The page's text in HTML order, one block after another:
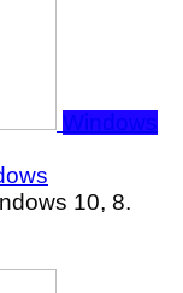
Windows
10, 8.